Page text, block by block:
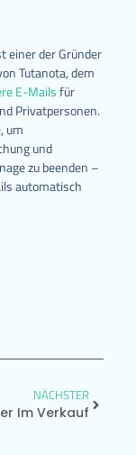
einer der Gründer
Tutanota, dem
E-Mailsfür
Privatpersonen.
um
und
zu beenden –
automatisch
NÄCHSTER
Im Verkauf